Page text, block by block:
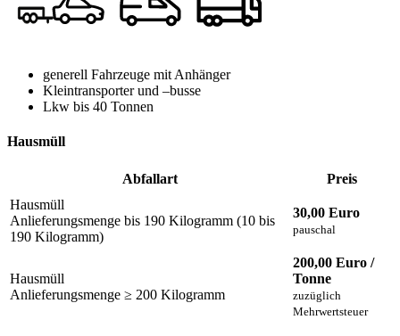
generell Fahrzeuge mit Anhänger
Kleintransporter und –busse
Lkw bis 40 Tonnen
Hausmüll
Abfallart
Preis
Hausmüll
Anlieferungsmenge bis 190 Kilogramm (10 bis
190 Kilogramm)
30,00 Euro
pauschal
Hausmüll
Anlieferungsmenge ≥ 200 Kilogramm
200,00 Euro /
Tonne
zuzüglich
Mehrwertsteuer